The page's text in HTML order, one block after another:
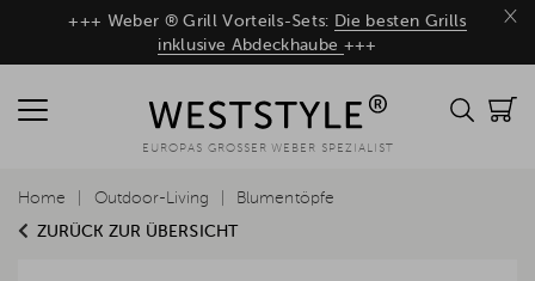
×
+++ Weber ® Grill Vorteils-Sets: Die besten Grills
inklusive Abdeckhaube +++
EUROPAS GROSSER WEBER SPEZIALIST
ZURÜCK ZUR ÜBERSICHT
Home Outdoor-Living Blumentöpfe